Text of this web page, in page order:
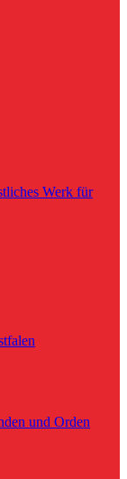
Werk für
und Orden